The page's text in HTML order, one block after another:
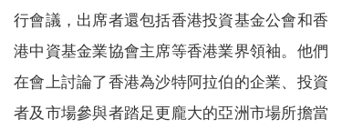
行會議，出席者還包括香港投資基金公會和香
港中資基金業協會主席等香港業界領袖。他們
在會上討論了香港為沙特阿拉伯的企業、投資
者及市場參與者踏足更龐大的亞洲市場所擔當